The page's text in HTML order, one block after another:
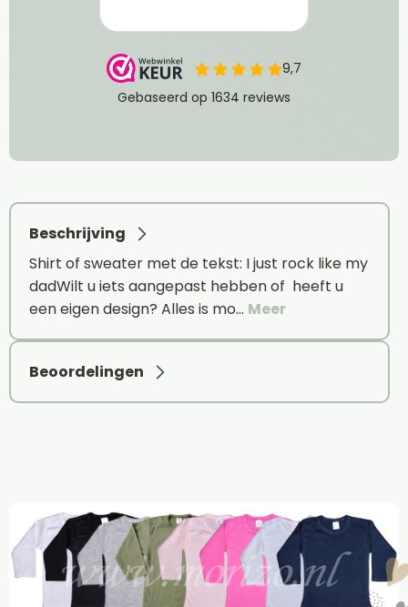
Beschrijving
Shirt of sweater met de tekst: I just rock like my
dadWilt u iets aangepast hebben of heeft u
een eigen design? Alles is mo… Meer
Beoordelingen